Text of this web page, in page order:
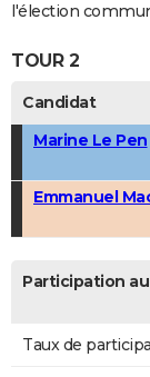
Bricolage
Lifestyle
Culture
Sport
Auto
Television
Voyage
Cinema
l'élection
TOUR 2
Candidat
Marine Le Pen
Emmanuel
Participation
Taux de